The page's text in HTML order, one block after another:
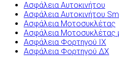
Ασφάλεια Αυτοκινήτου
Ασφάλεια Αυτοκινήτου
Ασφάλεια Μοτοσυκλέτας
Ασφάλεια Μοτοσυκλέτας
Ασφάλεια Φορτηγού ΙΧ
Ασφάλεια Φορτηγού ΔΧ